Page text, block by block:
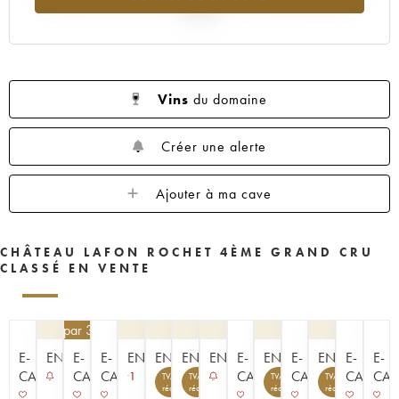
Vins du domaine
Créer une alerte
Ajouter à ma cave
CHÂTEAU LAFON ROCHET 4ÈME GRAND CRU
CLASSÉ EN VENTE
E-
CAVISTE
ENCHÈRE
par 3 | -10%
E-
CAVISTE
E-
CAVISTE
ENCHÈRE
1
ENCHÈRE
TVA
récupérable
ENCHÈRE
TVA
récupérable
ENCHÈRE
E-
CAVISTE
ENCHÈRE
TVA
récupérable
E-
CAVISTE
ENCHÈRE
TVA
récupérable
E-
CAVISTE
E-